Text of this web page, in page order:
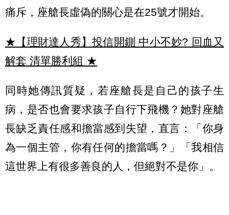
痛斥，座艙長虛偽的關心是在25號才開始。
★【理財達人秀】投信開鍘 中小不妙? 回血又
解套 清單勝利組 ★
同時她傳訊質疑，若座艙長是自己的孩子生
病，是否也會要求孩子自行下飛機？她對座艙
長缺乏責任感和擔當感到失望，直言：「你身
為一個主管，你有任何的擔當嗎？」「我相信
這世界上有很多善良的人，但絕對不是你」。